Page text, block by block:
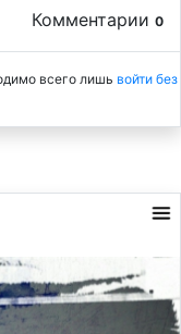
Комментарии 0
всего лишь войти без